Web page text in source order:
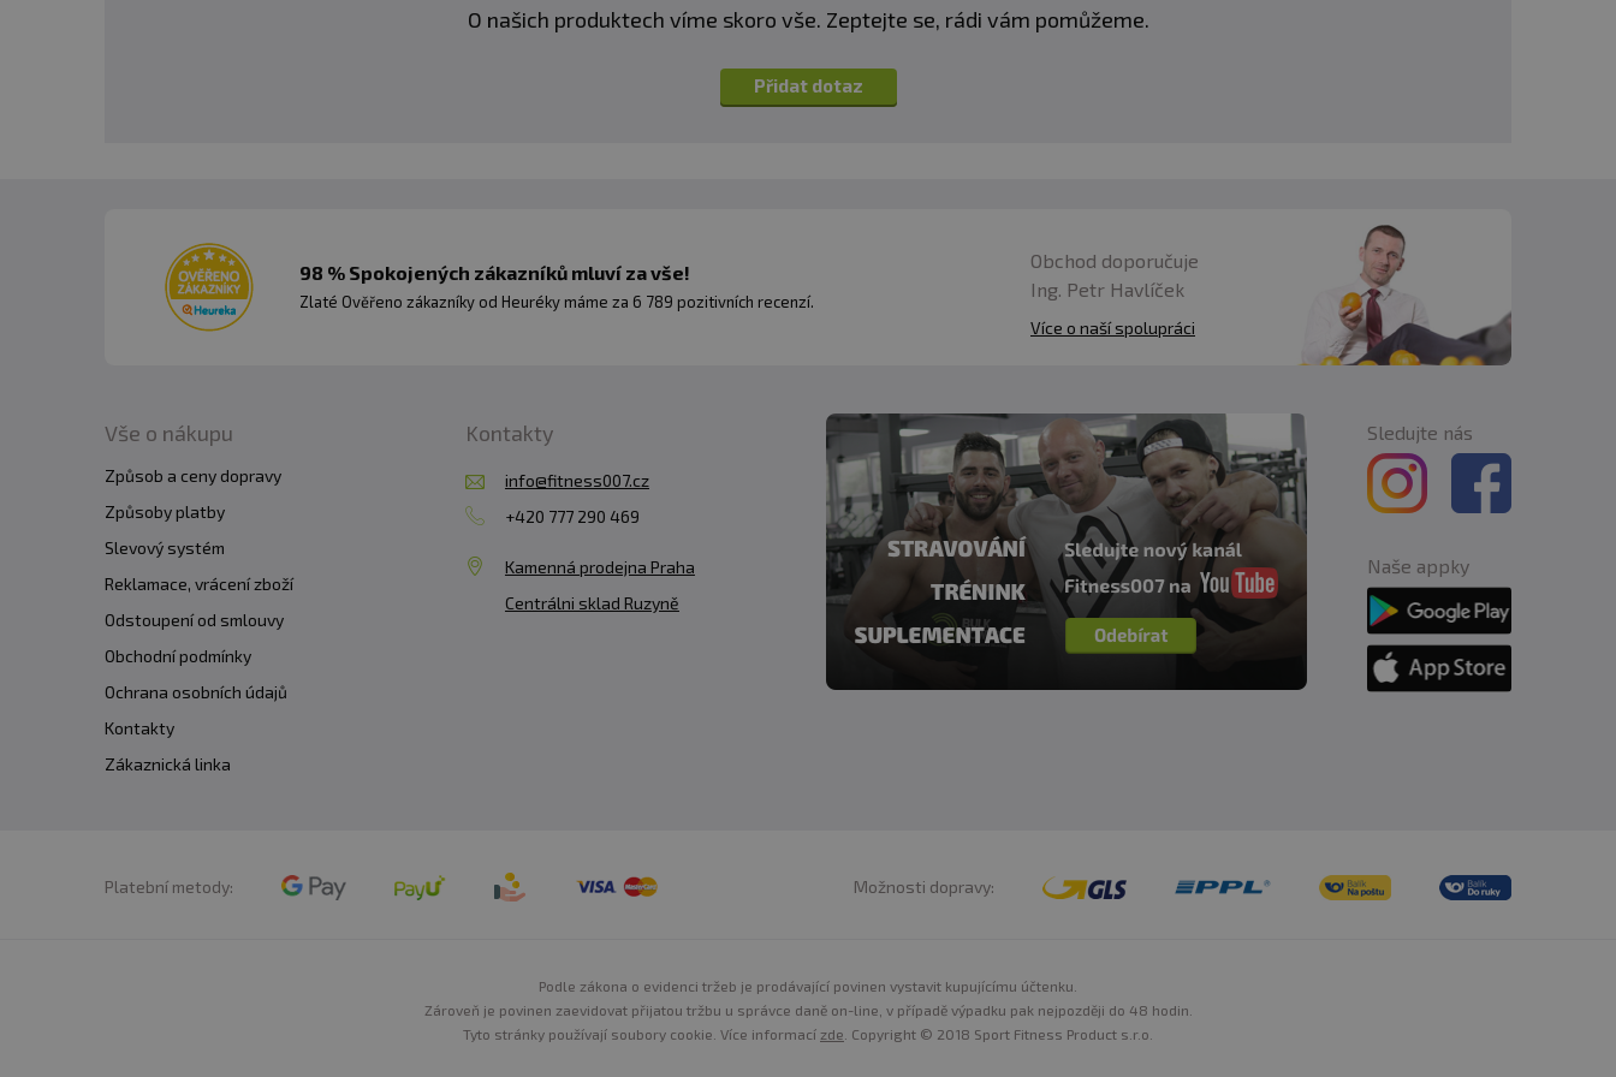
O našich produktech víme skoro vše. Zeptejte se, rádi vám pomůžeme.
Přidat dotaz
98 % Spokojených zákazníků mluví za vše!
Zlaté Ověřeno zákazníky od Heuréky máme za 6 789 pozitivních recenzí.
Obchod doporučuje
Ing. Petr Havlíček
Více o naší spolupráci
Vše o nákupu
Způsob a ceny dopravy
Způsoby platby
Slevový systém
Reklamace, vrácení zboží
Odstoupení od smlouvy
Obchodní podmínky
Ochrana osobních údajů
Kontakty
Zákaznická linka
Kontakty
info@fitness007.cz
+420 777 290 469
Kamenná prodejna Praha
Centrálni sklad Ruzyně
Sledujte nás
Naše appky
Platební metody: Možnosti dopravy:
Podle zákona o evidenci tržeb je prodávající povinen vystavit kupujícímu účtenku.
Zároveň je povinen zaevidovat přijatou tržbu u správce daně on-line, v případě výpadku pak nejpozději do 48 hodin.
Tyto stránky používají soubory cookie. Více informací zde . Copyright © 2018 Sport Fitness Product s.r.o.